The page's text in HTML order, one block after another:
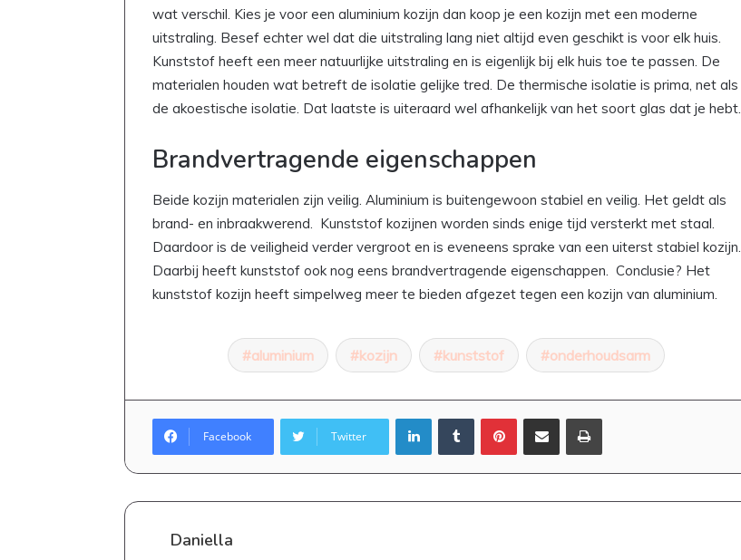
wat verschil. Kies je voor een aluminium kozijn dan koop je een kozijn met een moderne
uitstraling. Besef echter wel dat die uitstraling lang niet altijd even geschikt is voor elk huis.
Kunststof heeft een meer natuurlijke uitstraling en is eigenlijk bij elk huis toe te passen. De
materialen houden wat betreft de isolatie gelijke tred. De thermische isolatie is prima, net als
de akoestische isolatie. Dat laatste is uiteraard wel afhankelijk van het soort glas dat je hebt.
Brandvertragende eigenschappen
Beide kozijn materialen zijn veilig. Aluminium is buitengewoon stabiel en veilig. Het geldt als
brand- en inbraakwerend. Kunststof kozijnen worden sinds enige tijd versterkt met staal.
Daardoor is de veiligheid verder vergroot en is eveneens sprake van een uiterst stabiel kozijn.
Daarbij heeft kunststof ook nog eens brandvertragende eigenschappen. Conclusie? Het
kunststof kozijn heeft simpelweg meer te bieden afgezet tegen een kozijn van aluminium.
aluminium kozijn kunststof onderhoudsarm
Facebook Twitter
LinkedInTumblr PinterestDeel via Email Print
Daniella